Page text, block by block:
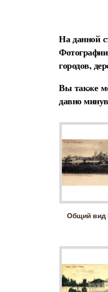
На данной
городов,
Вы также
давно
Общий вид